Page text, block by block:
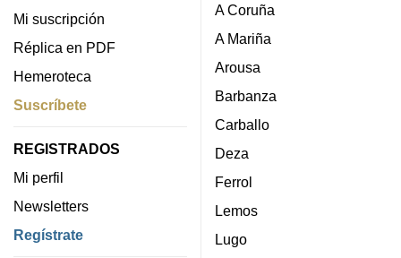
Mi suscripción
Réplica en PDF
Hemeroteca
Suscríbete
REGISTRADOS
Mi perfil
Newsletters
Regístrate
A Coruña
A Mariña
Arousa
Barbanza
Carballo
Deza
Ferrol
Lemos
Lugo